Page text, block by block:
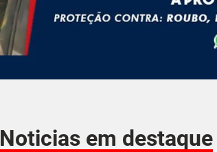
Noticias em destaque